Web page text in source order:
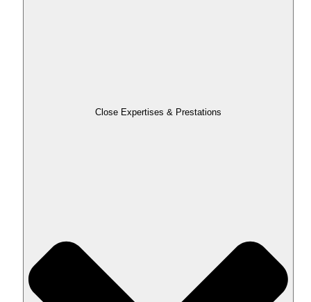
Close Expertises & Prestations